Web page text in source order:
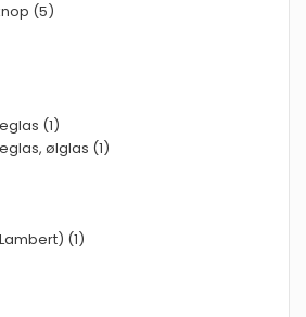
(5)
(1)
ølglas (1)
(1)